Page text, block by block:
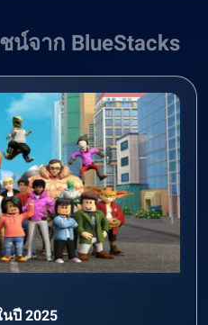
น์จาก BlueStacks
ปี 2025